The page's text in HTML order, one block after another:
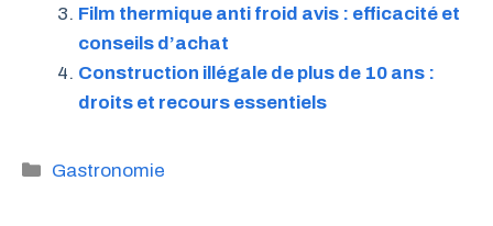
Film thermique anti froid avis : efficacité et
conseils d’achat
Construction illégale de plus de 10 ans :
droits et recours essentiels
Catégories
Gastronomie